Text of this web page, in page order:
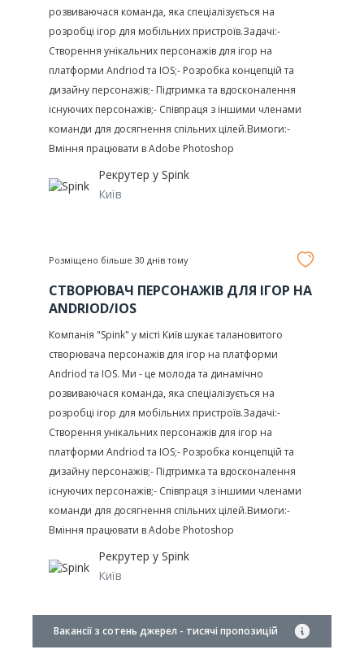
розвиваючася команда, яка спеціалізується на
розробці ігор для мобільних пристроїв.Задачі:-
Створення унікальних персонажів для ігор на
платформи Andriod та IOS;- Розробка концепцій та
дизайну персонажів;- Підтримка та вдосконалення
існуючих персонажів;- Співпраця з іншими членами
команди для досягнення спільних цілей.Вимоги:-
Вміння працювати в Adobe Photoshop
Рекрутер у Spink
Київ
Розміщено більше 30 днів тому
СТВОРЮВАЧ ПЕРСОНАЖІВ ДЛЯ ІГОР НА
ANDRIOD/IOS
Компанія "Spink" у місті Київ шукає талановитого
створювача персонажів для ігор на платформи
Andriod та IOS. Ми - це молода та динамічно
розвиваючася команда, яка спеціалізується на
розробці ігор для мобільних пристроїв.Задачі:-
Створення унікальних персонажів для ігор на
платформи Andriod та IOS;- Розробка концепцій та
дизайну персонажів;- Підтримка та вдосконалення
існуючих персонажів;- Співпраця з іншими членами
команди для досягнення спільних цілей.Вимоги:-
Вміння працювати в Adobe Photoshop
Рекрутер у Spink
Київ
Вакансії з сотень джерел - тисячі пропозицій